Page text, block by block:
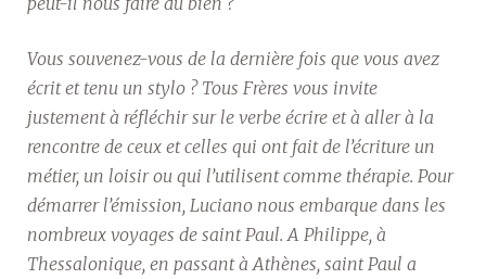
Vous souvenez-vous de la dernière fois que vous avez
écrit et tenu un stylo ? Tous Frères vous invite
justement à réfléchir sur le verbe écrire et à aller à la
rencontre de ceux et celles qui ont fait de l’écriture un
métier, un loisir ou qui l’utilisent comme thérapie. Pour
démarrer l’émission, Luciano nous embarque dans les
nombreux voyages de saint Paul. A Philippe, à
Thessalonique, en passant à Athènes, saint Paul a